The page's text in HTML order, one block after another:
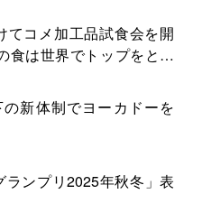
てコメ加工品試食会を開
食は世界でトップをとれ
出需要の拡大を」
新体制でヨーカドーを
ンプリ2025年秋冬」表